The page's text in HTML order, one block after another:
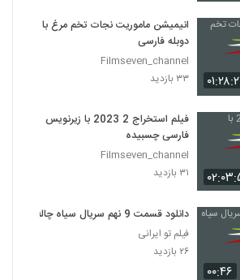
انیمیشن ماموریت نجات تخم مرغ با
دوبله فارسی
Filmseven_channel
۳۳ بازدید
فیلم استخراج 2 2023 با زیرنویس
فارسی چسبیده
Filmseven_channel
۳۱ بازدید
۰۰:۴۶
دانلود قسمت 9 نهم سریال سیاه چاله
فیلم تو ایرانی
۲۶ بازدید